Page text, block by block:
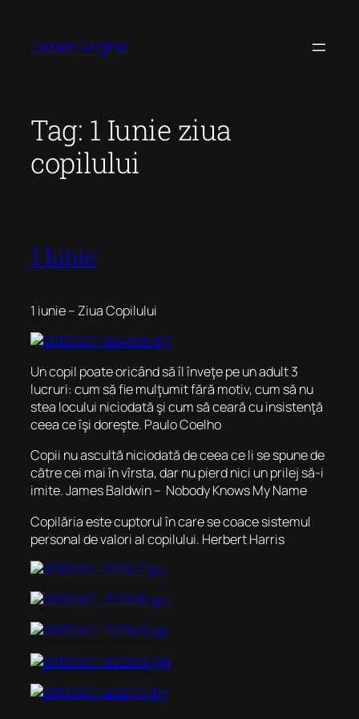
content
Catalin Anghel
Tag: 1 Iunie ziua
copilului
1 Iunie
1 iunie – Ziua Copilului
Un copil poate oricând să îl înveţe pe un adult 3
lucruri: cum să fie mulţumit fără motiv, cum să nu
stea locului niciodată şi cum să ceară cu insistenţă
ceea ce îşi doreşte. Paulo Coelho
Copii nu ascultă niciodată de ceea ce li se spune de
către cei mai în vîrsta, dar nu pierd nici un prilej să-i
imite. James Baldwin –  Nobody Knows My Name
Copilăria este cuptorul în care se coace sistemul
personal de valori al copilului. Herbert Harris